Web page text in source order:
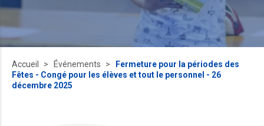
Accueil Événements
Fermeture pour la périodes des
Fêtes - Congé pour les élèves et tout le personnel - 26
décembre 2025